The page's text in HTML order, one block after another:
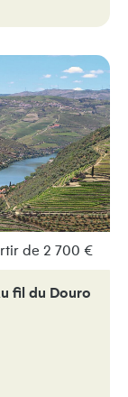
de 2 700 €
fil du Douro